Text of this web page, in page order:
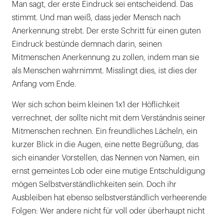
Man sagt, der erste Eindruck sei entscheidend. Das
stimmt. Und man weiß, dass jeder Mensch nach
Anerkennung strebt. Der erste Schritt für einen guten
Eindruck bestünde demnach darin, seinen
Mitmenschen Anerkennung zu zollen, indem man sie
als Menschen wahrnimmt. Misslingt dies, ist dies der
Anfang vom Ende.
Wer sich schon beim kleinen 1x1 der Höflichkeit
verrechnet, der sollte nicht mit dem Verständnis seiner
Mitmenschen rechnen. Ein freundliches Lächeln, ein
kurzer Blick in die Augen, eine nette Begrüßung, das
sich einander Vorstellen, das Nennen von Namen, ein
ernst gemeintes Lob oder eine mutige Entschuldigung
mögen Selbstverständlichkeiten sein. Doch ihr
Ausbleiben hat ebenso selbstverständlich verheerende
Folgen: Wer andere nicht für voll oder überhaupt nicht